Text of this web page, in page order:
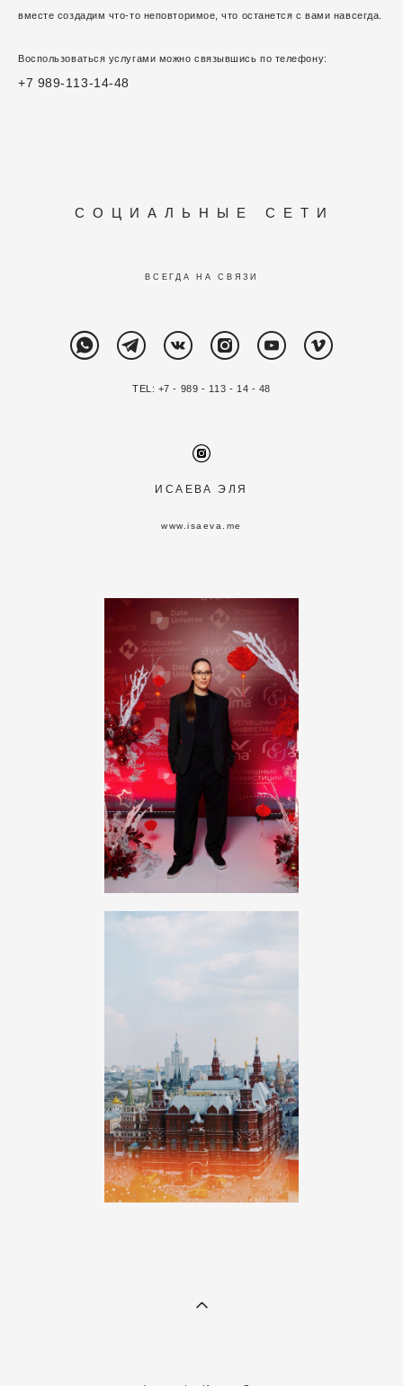
вместе создадим что-то неповторимое, что останется с вами навсегда.
Воспользоваться услугами можно связывшись по телефону:
+7 989-113-14-48
С О Ц И А Л Ь Н Ы Е С Е Т И
ВСЕГДА НА СВЯЗИ
TEL: +7 - 989 - 113 - 14 - 48
ИСАЕВА ЭЛЯ
www.isaeva.me